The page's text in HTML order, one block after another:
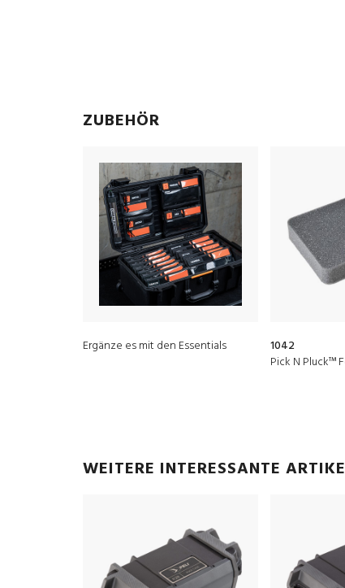
ZUBEHÖR
Ergänze es mit den Essentials
1042
Pick N Pluck™
WEITERE INTERESSANTE